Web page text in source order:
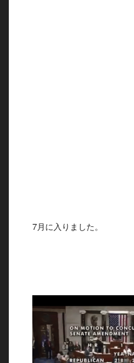
7月に入りました。